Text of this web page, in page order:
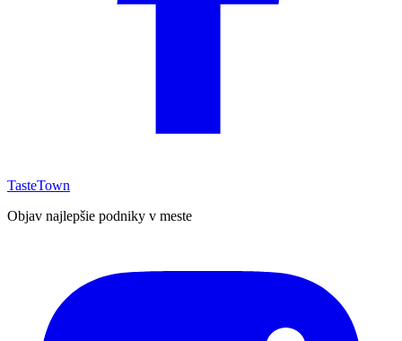
TasteTown
Objav najlepšie podniky v meste